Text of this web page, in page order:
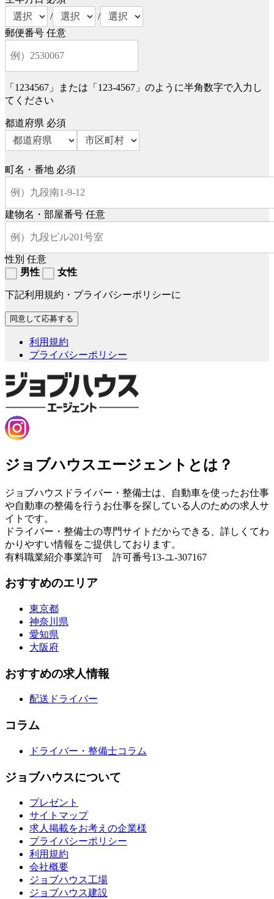
/
/
郵便番号 任意
「1234567」または「123-4567」のように半角数字で入力し
てください
都道府県 必須
町名・番地 必須
建物名・部屋番号 任意
性別 任意
男性
女性
下記利用規約・プライバシーポリシーに
利用規約
プライバシーポリシー
ジョブハウスエージェントとは？
ジョブハウスドライバー・整備士は、自動車を使ったお仕事
や自動車の整備を行うお仕事を探している人のための求人サ
イトです。
ドライバー・整備士の専門サイトだからできる、詳しくてわ
かりやすい情報をご提供しております。
有料職業紹介事業許可 許可番号13-ユ-307167
おすすめのエリア
東京都
神奈川県
愛知県
大阪府
おすすめの求人情報
配送ドライバー
コラム
ドライバー・整備士コラム
ジョブハウスについて
プレゼント
サイトマップ
求人掲載をお考えの企業様
プライバシーポリシー
利用規約
会社概要
ジョブハウス工場
ジョブハウス建設